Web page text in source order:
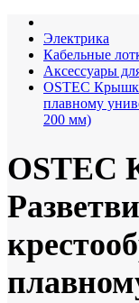
Электрика
Кабельные
Аксессуары
OSTEC
плавному
200 мм)
OSTEC